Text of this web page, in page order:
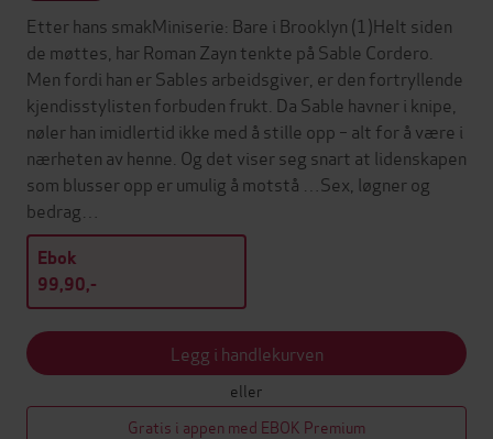
Etter hans smakMiniserie: Bare i Brooklyn (1)Helt siden
de møttes, har Roman Zayn tenkte på Sable Cordero.
Men fordi han er Sables arbeidsgiver, er den fortryllende
kjendisstylisten forbuden frukt. Da Sable havner i knipe,
nøler han imidlertid ikke med å stille opp – alt for å være i
nærheten av henne. Og det viser seg snart at lidenskapen
som blusser opp er umulig å motstå …Sex, løgner og
bedrag…
Ebok
99,90,-
Legg i handlekurven
eller
Gratis i appen med EBOK Premium